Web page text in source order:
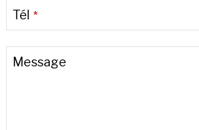
Tél *
Message